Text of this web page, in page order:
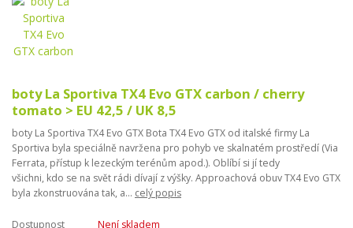
boty La Sportiva TX4 Evo GTX carbon / cherry
tomato > EU 42,5 / UK 8,5
boty La Sportiva TX4 Evo GTX Bota TX4 Evo GTX od italské firmy La
Sportiva byla speciálně navržena pro pohyb ve skalnatém prostředí (Via
Ferrata, přístup k lezeckým terénům apod.). Oblíbí si jí tedy
všichni, kdo se na svět rádi dívají z výšky. Approachová obuv TX4 Evo GTX
byla zkonstruována tak, a... celý popis
Dostupnost
Není skladem